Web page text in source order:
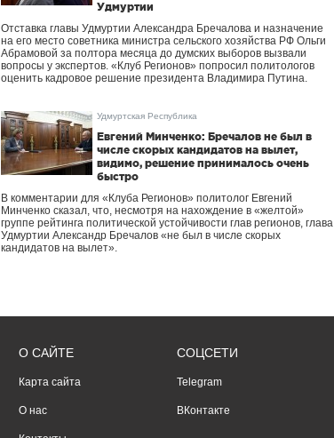
Удмуртии
Отставка главы Удмуртии Александра Бречалова и назначение
на его место советника министра сельского хозяйства РФ Ольги
Абрамовой за полтора месяца до думских выборов вызвали
вопросы у экспертов. «Клуб Регионов» попросил политологов
оценить кадровое решение президента Владимира Путина.
Удмуртская Республика
Евгений Минченко: Бречалов не был в
числе скорых кандидатов на вылет,
видимо, решение принималось очень
быстро
В комментарии для «Клуба Регионов» политолог Евгений
Минченко сказал, что, несмотря на нахождение в «желтой»
группе рейтинга политической устойчивости глав регионов, глава
Удмуртии Александр Бречалов «не был в числе скорых
кандидатов на вылет».
О САЙТЕ
Карта сайта
О нас
СОЦСЕТИ
Telegram
ВКонтакте